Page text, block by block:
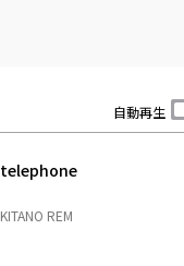
自動再生
telephone
KITANO REM